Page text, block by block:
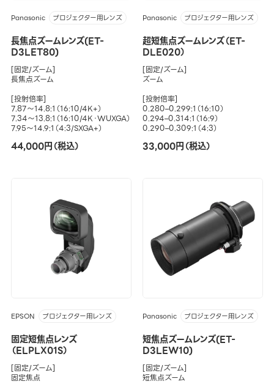
Panasonic プロジェクター用レンズ
長焦点ズームレンズ(ET-
D3LET80)
[固定/ズーム]
長焦点ズーム
[投射倍率]
7.87～14.8:1（16:10/4K+）
7.34～13.8:1（16:10/4K・WUXGA）
7.95～14.9:1（4:3/SXGA+）
44,000円（税込）
Panasonic プロジェクター用レンズ
超短焦点ズームレンズ（ET-
DLE020）
[固定/ズーム]
ズーム
[投射倍率]
0.280–0.299:1（16:10）
0.294–0.314:1（16:9）
0.290–0.309:1（4:3）
33,000円（税込）
EPSON プロジェクター用レンズ
固定短焦点レンズ
（ELPLX01S）
[固定/ズーム]
固定焦点
Panasonic プロジェクター用レンズ
短焦点ズームレンズ(ET-
D3LEW10)
[固定/ズーム]
短焦点ズーム